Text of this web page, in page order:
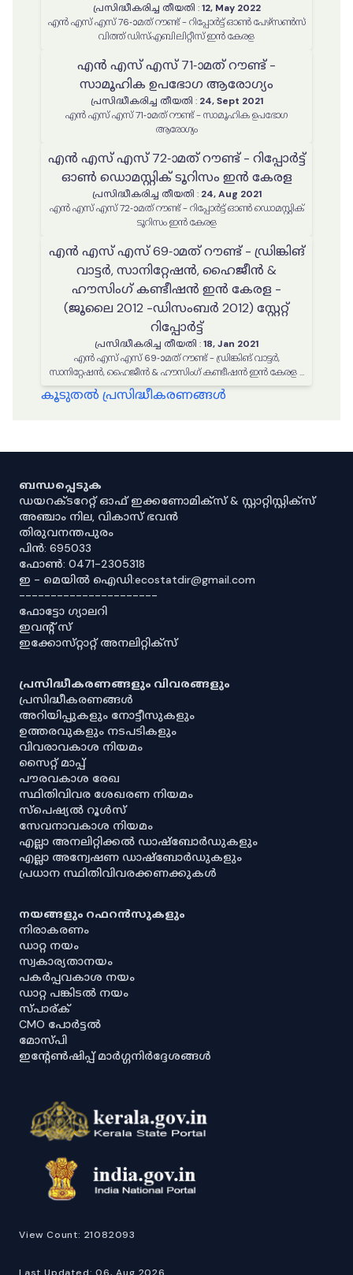
പ്രസിദ്ധീകരിച്ച തീയതി : 12, May 2022
എൻ എസ് എസ് 76-ാമത് റൗണ്ട് - റിപ്പോർട്ട് ഓൺ പേഴ്സൺസ്
വിത്ത് ഡിസ്എബിലിറ്റീസ് ഇൻ കേരള
എൻ എസ് എസ് 71-ാമത് റൗണ്ട് -
സാമൂഹിക ഉപഭോഗ ആരോഗ്യം
പ്രസിദ്ധീകരിച്ച തീയതി : 24, Sept 2021
എൻ എസ് എസ് 71-ാമത് റൗണ്ട് - സാമൂഹിക ഉപഭോഗ
ആരോഗ്യം
എൻ എസ് എസ് 72-ാമത് റൗണ്ട് - റിപ്പോർട്ട്
ഓൺ ഡൊമസ്റ്റിക് ടൂറിസം ഇൻ കേരള
പ്രസിദ്ധീകരിച്ച തീയതി : 24, Aug 2021
എൻ എസ് എസ് 72-ാമത് റൗണ്ട് - റിപ്പോർട്ട് ഓൺ ഡൊമസ്റ്റിക്
ടൂറിസം ഇൻ കേരള
എൻ എസ് എസ് 69-ാമത് റൗണ്ട് - ഡ്രിങ്കിങ്
വാട്ടർ, സാനിറ്റേഷൻ, ഹൈജീൻ &
ഹൗസിംഗ്‌ കണ്ടീഷൻ ഇൻ കേരള -
(ജൂലൈ 2012 -ഡിസംബർ 2012) സ്റ്റേറ്റ്
റിപ്പോർട്ട്
പ്രസിദ്ധീകരിച്ച തീയതി :18, Jan 2021
എൻ എസ് എസ് 69-ാമത് റൗണ്ട് - ഡ്രിങ്കിങ് വാട്ടർ,
സാനിറ്റേഷൻ, ഹൈജീൻ & ഹൗസിംഗ്‌ കണ്ടീഷൻ ഇൻ കേരള -
(ജൂലൈ 2012 -ഡിസംബർ 2012) സ്റ്റേറ്റ് റിപ്പോർട്ട്
കൂടുതൽ പ്രസിദ്ധീകരണങ്ങൾ
ബന്ധപ്പെടുക
ഡയറക്ടറേറ്റ് ഓഫ് ഇക്കണോമിക്സ് & സ്റ്റാറ്റിസ്റ്റിക്സ്
അഞ്ചാം നില, വികാസ് ഭവൻ
തിരുവനന്തപുരം
പിൻ: 695033
ഫോൺ: 0471-2305318
ഇ - മെയിൽ ഐഡി:ecostatdir@gmail.com
----------------------
ഫോട്ടോ ഗ്യാലറി
ഇവൻ്റ് സ്
ഇക്കോസ്‌റ്റാറ്റ് അനലിറ്റിക്‌സ്
പ്രസിദ്ധീകരണങ്ങളും വിവരങ്ങളും
പ്രസിദ്ധീകരണങ്ങൾ
അറിയിപ്പുകളും നോട്ടീസുകളും
ഉത്തരവുകളും നടപടികളും
വിവരാവകാശ നിയമം
സൈറ്റ് മാപ്പ്
പൗരവകാശ രേഖ
സ്ഥിതിവിവര ശേഖരണ നിയമം
സ്‌പെഷ്യൽ റൂൾസ്
സേവനാവകാശ നിയമം
എല്ലാ അനലിറ്റിക്കൽ ഡാഷ്‌ബോർഡുകളും
എല്ലാ അന്വേഷണ ഡാഷ്‌ബോർഡുകളും
പ്രധാന സ്ഥിതിവിവരക്കണക്കുകൾ
നയങ്ങളും റഫറൻസുകളും
നിരാകരണം
ഡാറ്റ നയം
സ്വകാര്യതാനയം
പകർപ്പവകാശ നയം
ഡാറ്റ പങ്കിടൽ നയം
സ്പാര്ക്
CMO പോർട്ടൽ
മോസ്പി
ഇൻ്റേൺഷിപ്പ് മാർഗ്ഗനിർദ്ദേശങ്ങൾ
View Count: 21082093